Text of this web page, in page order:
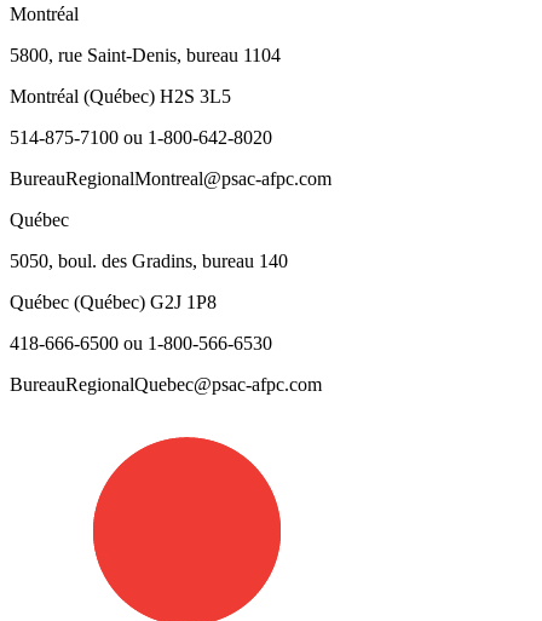
Montréal
5800, rue Saint-Denis, bureau 1104
Montréal (Québec) H2S 3L5
514-875-7100 ou 1-800-642-8020
BureauRegionalMontreal@psac-afpc.com
Québec
5050, boul. des Gradins, bureau 140
Québec (Québec) G2J 1P8
418-666-6500 ou 1-800-566-6530
BureauRegionalQuebec@psac-afpc.com